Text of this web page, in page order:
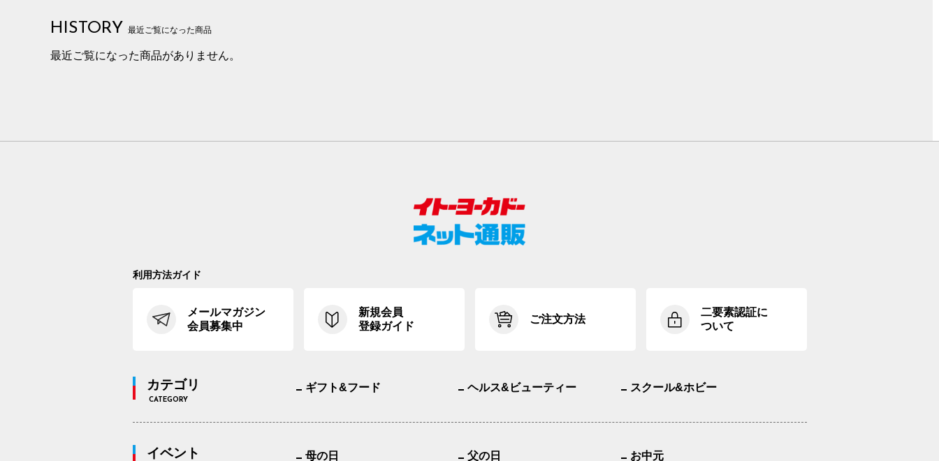
HISTORY 最近ご覧になった商品
最近ご覧になった商品がありません。
利用方法ガイド
メールマガジン
会員募集中
新規会員
登録ガイド
ご注文方法
二要素認証に
ついて
カテゴリ
CATEGORY
ギフト&フード ヘルス&ビューティー スクール&ホビー
イベント 母の日 父の日 お中元